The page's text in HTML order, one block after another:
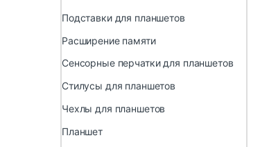
Подставки для планшетов
Расширение памяти
Сенсорные перчатки для планшетов
Стилусы для планшетов
Чехлы для планшетов
Планшет